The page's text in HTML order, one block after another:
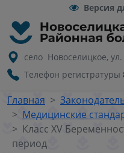
Версия
село Новоселицкое,
Телефон регистратуры
Главная
Медицинские
Класс XV
период